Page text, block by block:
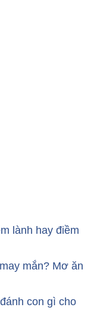
lành hay điềm
mắn? Mơ ăn
con gì cho